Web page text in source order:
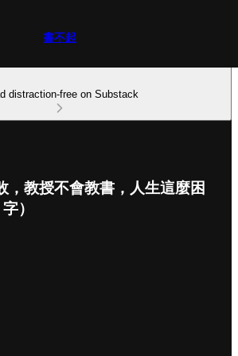
書不起
distraction-free on Substack
，教授不會教書，人生這麼困
）